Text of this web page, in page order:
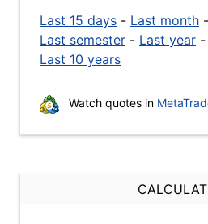
Last 15 days - Last month -
Last semester - Last year -
Last 10 years
Watch quotes in